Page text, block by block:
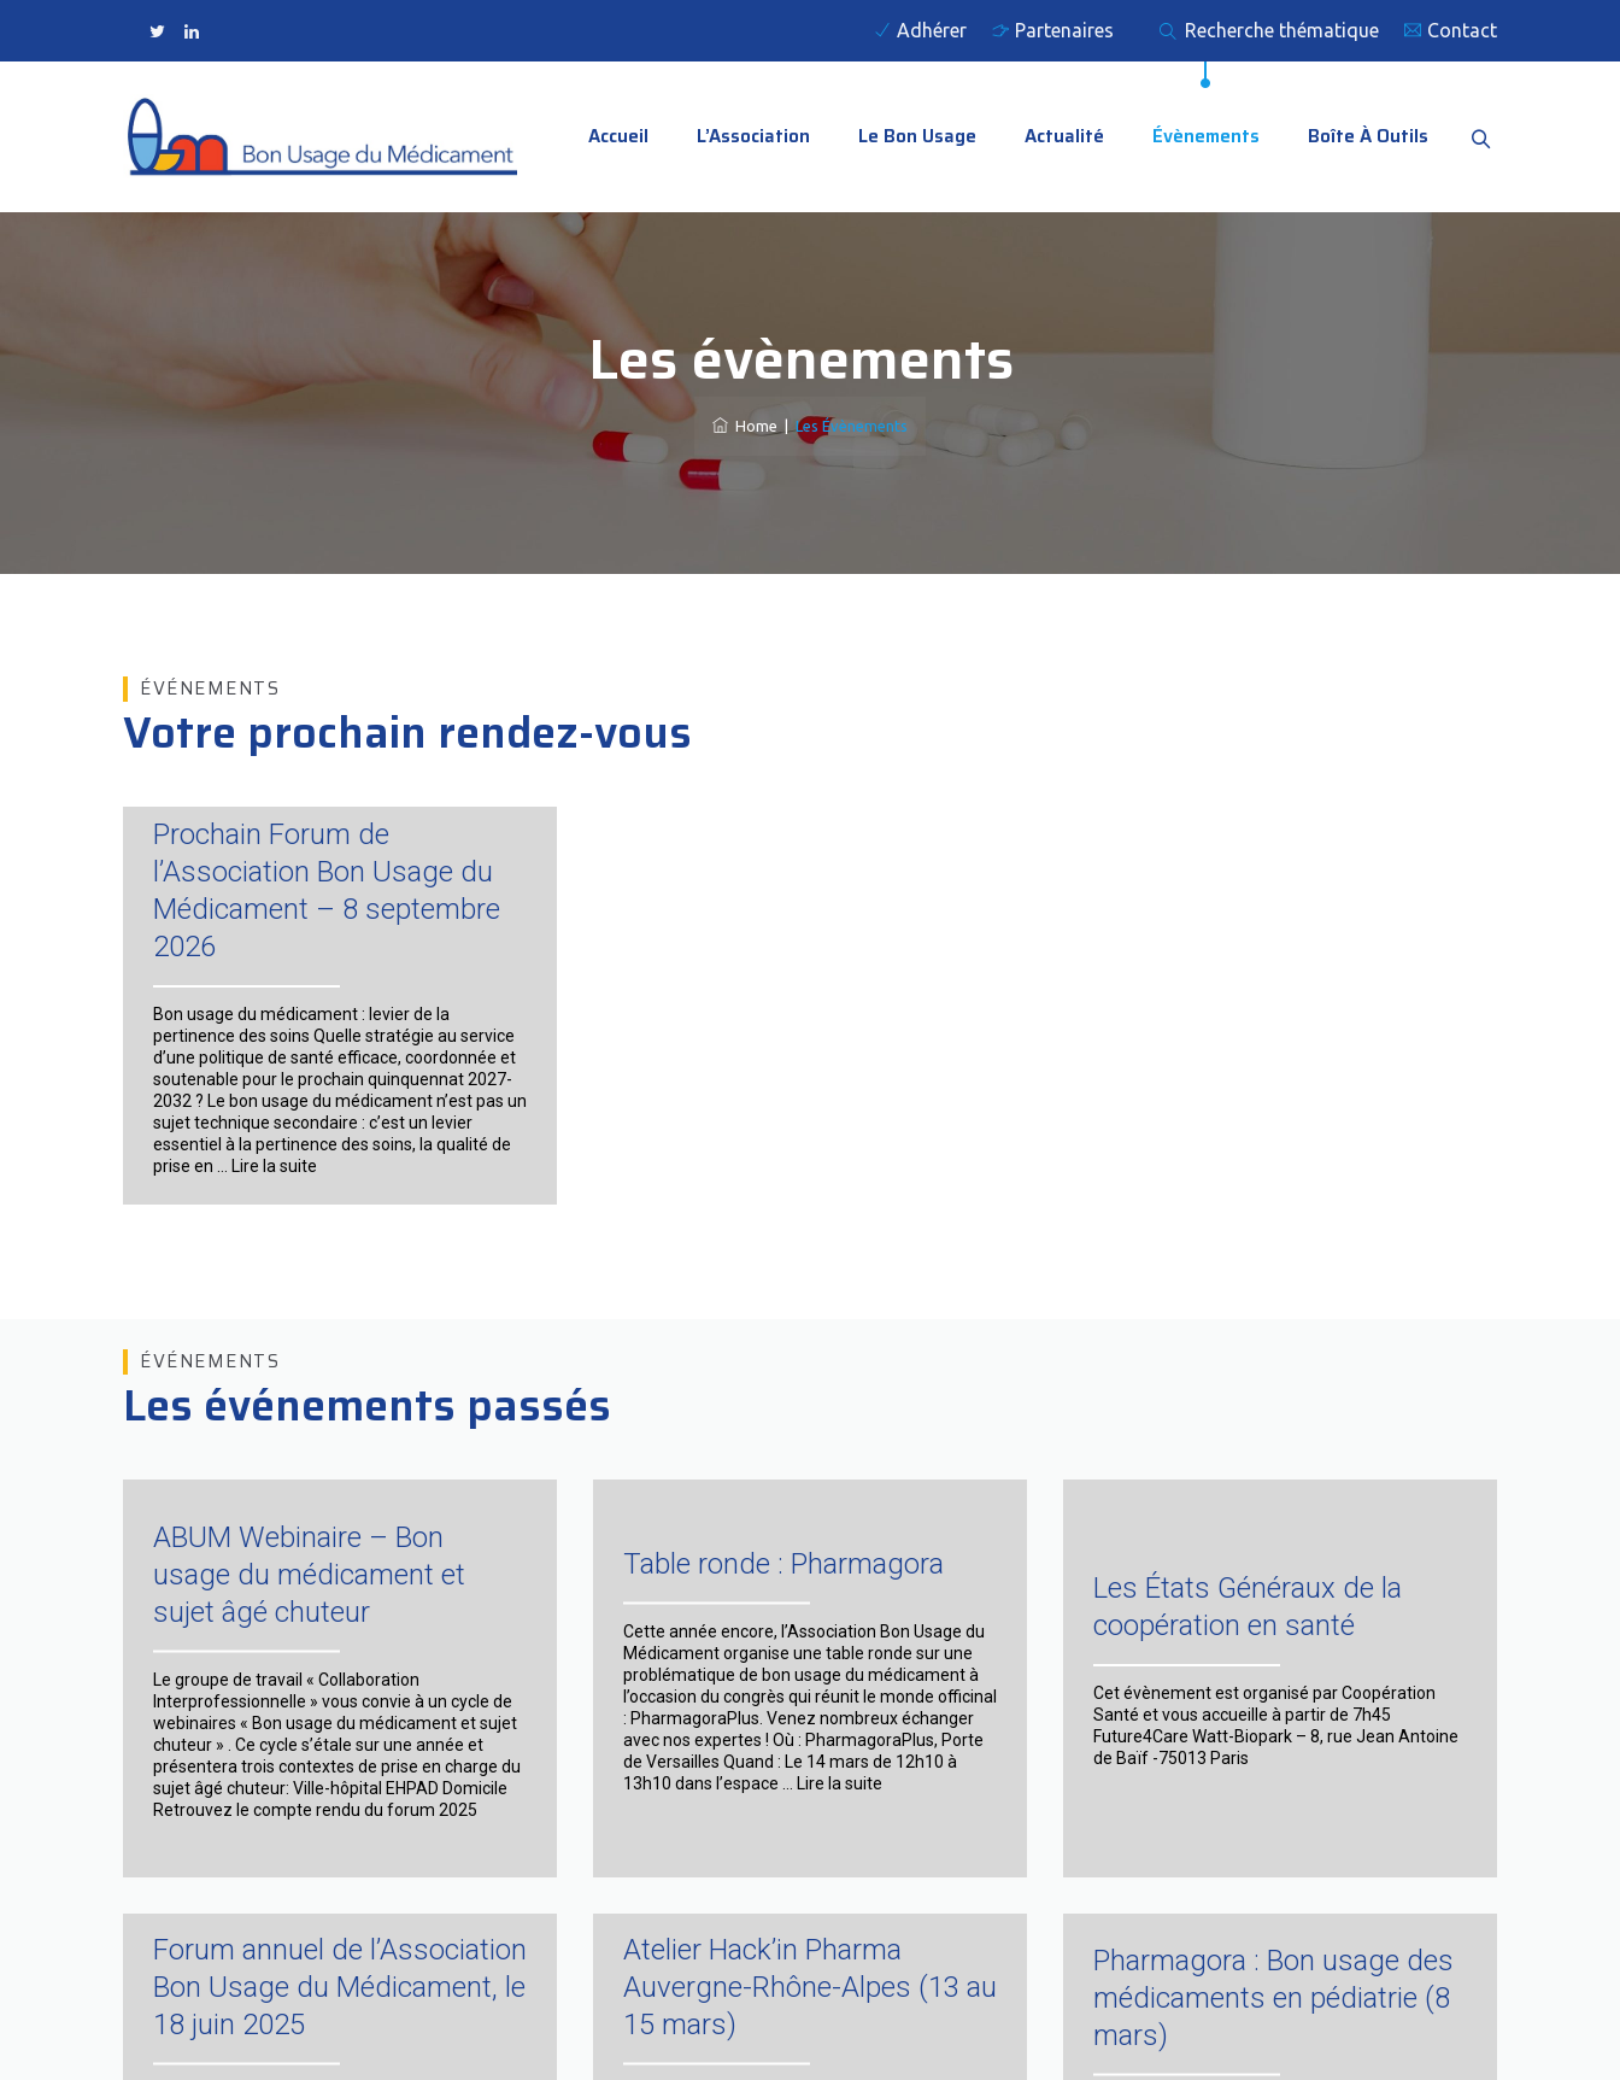
Adhérer Partenaires Recherche thématique Contact
Accueil L’Association Le Bon Usage Actualité Évènements Boîte À Outils
Les évènements
Home Les Évènements
ÉVÉNEMENTS
Votre prochain rendez-vous
Prochain Forum de
l’Association Bon Usage du
Médicament – 8 septembre
2026
Bon usage du médicament : levier de la
pertinence des soins Quelle stratégie au service
d’une politique de santé efficace, coordonnée et
soutenable pour le prochain quinquennat 2027-
2032 ? Le bon usage du médicament n’est pas un
sujet technique secondaire : c’est un levier
essentiel à la pertinence des soins, la qualité de
prise en …
Lire la suite
de
2026
ÉVÉNEMENTS
Les événements passés
ABUM Webinaire – Bon
usage du médicament et
sujet âgé chuteur
Le groupe de travail « Collaboration
Interprofessionnelle » vous convie à un cycle de
webinaires « Bon usage du médicament et sujet
chuteur » . Ce cycle s’étale sur une année et
présentera trois contextes de prise en charge du
sujet âgé chuteur: Ville-hôpital EHPAD Domicile
Retrouvez le compte rendu du forum 2025
Table ronde : Pharmagora
Cette année encore, l’Association Bon Usage du
Médicament organise une table ronde sur une
problématique de bon usage du médicament à
l’occasion du congrès qui réunit le monde officinal
: PharmagoraPlus. Venez nombreux échanger
avec nos expertes ! Où : PharmagoraPlus, Porte
de Versailles Quand : Le 14 mars de 12h10 à
13h10 dans l’espace … Lire la suite
Les États Généraux de la
coopération en santé
Cet évènement est organisé par Coopération
Santé et vous accueille à partir de 7h45
Future4Care Watt-Biopark – 8, rue Jean Antoine
de Baïf -75013 Paris
Forum annuel de l’Association
Bon Usage du Médicament, le
18 juin 2025
Atelier Hack’in Pharma
Auvergne-Rhône-Alpes (13 au
15 mars)
Pharmagora : Bon usage des
médicaments en pédiatrie (8
mars)